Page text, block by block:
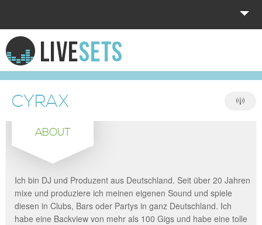
HOME
EXPLORE
DONATE
LOG IN
CYRAX
ABOUT
Ich bin DJ und Produzent aus Deutschland. Seit über 20 Jahren
mixe und produziere ich meinen eigenen Sound und spiele
diesen in Clubs, Bars oder Partys in ganz Deutschland. Ich
habe eine Backview von mehr als 100 Gigs und habe eine tolle